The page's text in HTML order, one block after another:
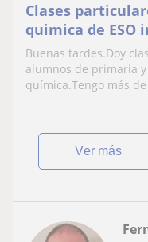
Clases
quimica de
Buenas tardes.Doy
alumnos de primaria
química.Tengo más
ver más